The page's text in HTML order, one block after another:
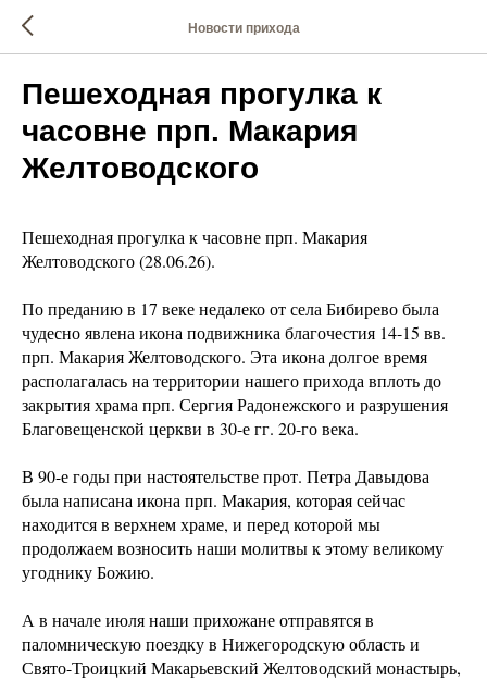
Новости прихода
Пешеходная прогулка к
часовне прп. Макария
Желтоводского
Пешеходная прогулка к часовне прп. Макария
Желтоводского (28.06.26).
По преданию в 17 веке недалеко от села Бибирево была
чудесно явлена икона подвижника благочестия 14-15 вв.
прп. Макария Желтоводского. Эта икона долгое время
располагалась на территории нашего прихода вплоть до
закрытия храма прп. Сергия Радонежского и разрушения
Благовещенской церкви в 30-е гг. 20-го века.
В 90-е годы при настоятельстве прот. Петра Давыдова
была написана икона прп. Макария, которая сейчас
находится в верхнем храме, и перед которой мы
продолжаем возносить наши молитвы к этому великому
угоднику Божию.
А в начале июля наши прихожане отправятся в
паломническую поездку в Нижегородскую область и
Свято-Троицкий Макарьевский Желтоводский монастырь,